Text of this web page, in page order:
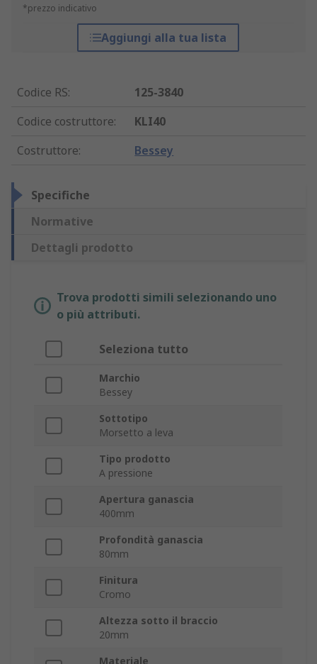
*prezzo indicativo
Aggiungi alla tua lista
Codice RS:
125-3840
Codice costruttore:
KLI40
Costruttore: Bessey
Specifiche
Normative
Dettagli prodotto
Trova prodotti simili selezionando uno
o più attributi.
Seleziona tutto
Marchio
Bessey
Sottotipo
Morsetto a leva
Tipo prodotto
A pressione
Apertura ganascia
400mm
Profondità ganascia
80mm
Finitura
Cromo
Altezza sotto il braccio
20mm
Materiale